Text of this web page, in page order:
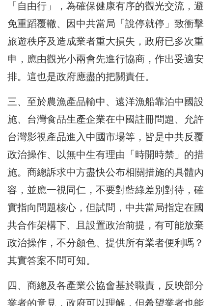
「自由行」，為確保健康有序的觀光交流，避
免重蹈覆轍、因中共當局「說停就停」致衝擊
旅遊秩序及造成業者重大損失，政府已多次重
申，應由觀光小兩會先進行協商，作出妥適安
排。這也是政府應盡的把關責任。
三、至於農漁產品輸中、遠洋漁船靠泊中國設
施、台灣食品生產企業在中國註冊問題、允許
台灣影視產品進入中國市場等，皆是中共反覆
政治操作、以無中生有理由「時開時禁」的措
施。商總訴求中方盡快公布相關措施的具體內
容，並應一視同仁，不要對藍綠差別對待，確
實指向問題核心，但試問，中共當局指定在國
共合作架構下、且設置政治前提，有可能放棄
政治操作，不分顏色、提供所有業者便利嗎？
其實答案不問可知。
四、商總及各產業公協會基於職責，反映部分
業者的意見，政府可以理解，但希望業者也能